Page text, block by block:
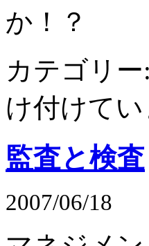
か！？
カテゴリー:
け付けて
監査と検査
2007/06/18